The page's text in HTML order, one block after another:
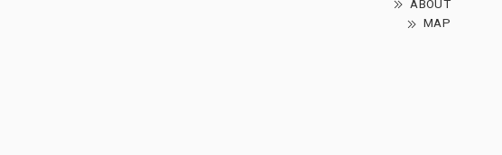
ABOUT
MAP